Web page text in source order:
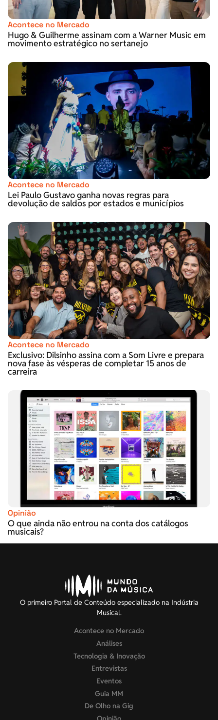
Acontece no Mercado
Hugo & Guilherme assinam com a Warner Music em
movimento estratégico no sertanejo
Acontece no Mercado
Lei Paulo Gustavo ganha novas regras para
devolução de saldos por estados e municípios
Acontece no Mercado
Exclusivo: Dilsinho assina com a Som Livre e prepara
nova fase às vésperas de completar 15 anos de
carreira
Opinião
O que ainda não entrou na conta dos catálogos
musicais?
O primeiro Portal de Conteúdo especializado na Indústria
Musical.
Acontece no Mercado
Análises
Tecnologia & Inovação
Entrevistas
Eventos
Guia MM
De Olho na Gig